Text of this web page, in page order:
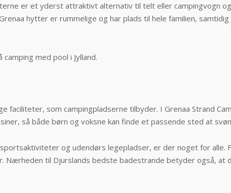
er et yderst attraktivt alternativ til telt eller campingvogn
hytter er rummelige og har plads til hele familien,
med pool i Jylland.
som campingpladserne tilbyder. I Grenaa Strand
så både børn og voksne kan finde et passende sted at
og udendørs legepladser, er der noget for alle.
Nærheden til Djurslands bedste badestrande betyder også, at